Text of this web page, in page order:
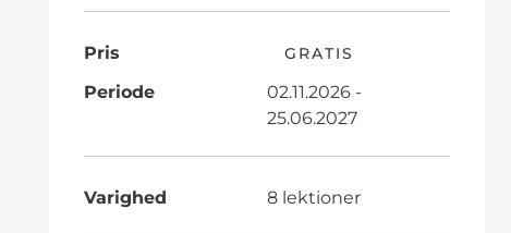
Pris GRATIS
Periode
02.11.2026 -
25.06.2027
Varighed 8 lektioner